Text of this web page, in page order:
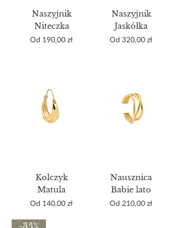
Naszyjnik
Niteczka
Od 190,00 zł
Cena rabatowa
Naszyjnik
Jaskółka
Od 320,00 zł
Cena rabatowa
Kolczyk
Matula
Od 140,00 zł
Cena rabatowa
Nausznica
Babie lato
Od 210,00 zł
Cena rabatowa